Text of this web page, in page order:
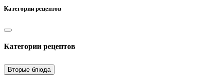
Категории рецептов
Категории рецептов
Вторые блюда